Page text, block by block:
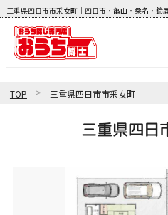
TOP > 三重県四日市市釆女町
三重県四日